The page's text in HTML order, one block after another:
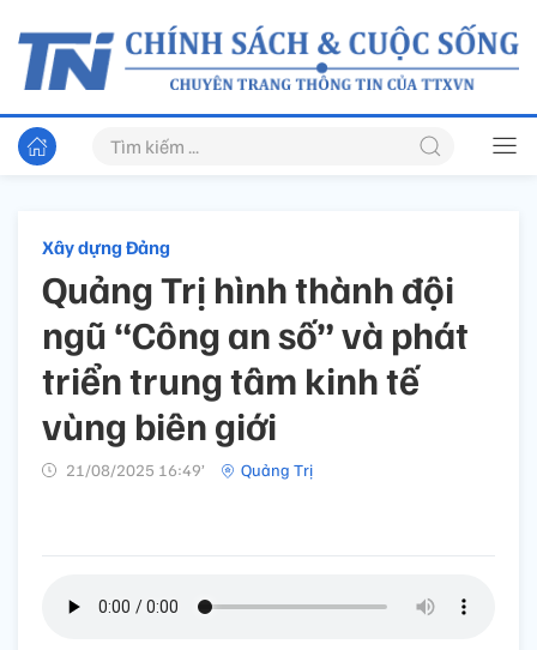
Xây dựng Đảng
Quảng Trị hình thành đội
ngũ “Công an số” và phát
triển trung tâm kinh tế
vùng biên giới
21/08/2025 16:49’ Quảng Trị